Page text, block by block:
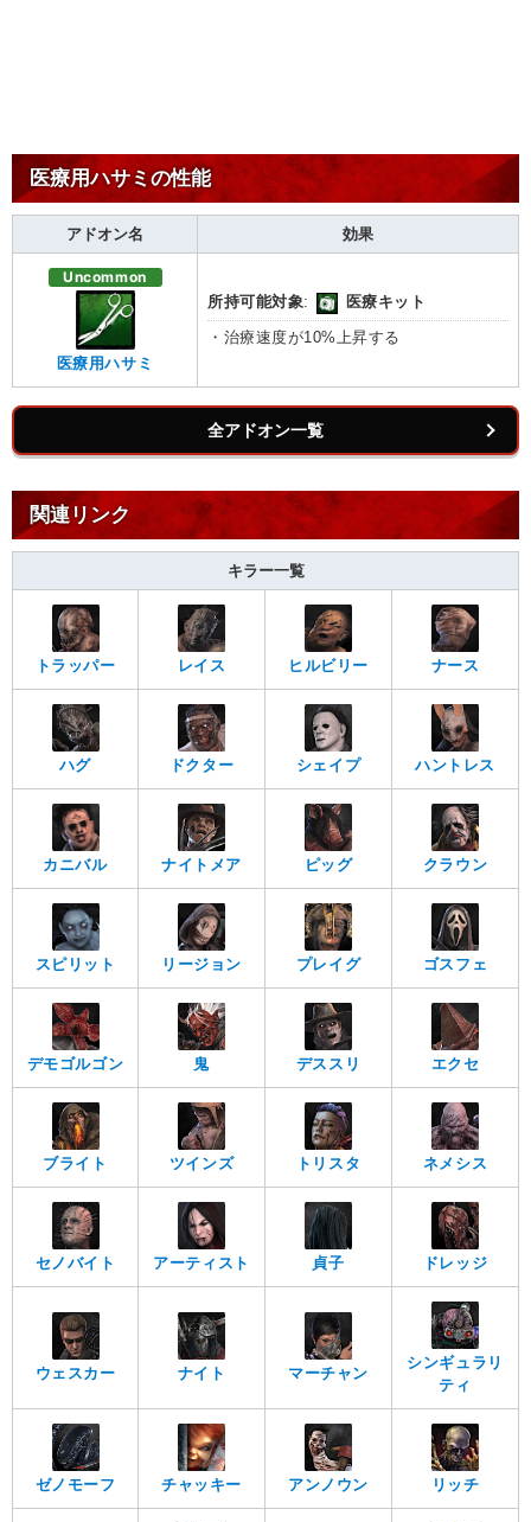
医療用ハサミの性能
アドオン名 効果
Uncommon
医療用ハサミ
所持可能対象:
医療キット
・治療速度が10%上昇する
全アドオン一覧
関連リンク
キラー一覧
トラッパー レイス ヒルビリー ナース
ハグ ドクター シェイプ ハントレス
カニバル ナイトメア ピッグ クラウン
スピリット リージョン プレイグ ゴスフェ
デモゴルゴン 鬼 デススリ エクセ
ブライト ツインズ トリスタ ネメシス
セノバイト アーティスト 貞子 ドレッジ
ウェスカー ナイト マーチャン
シンギュラリ
ティ
ゼノモーフ チャッキー アンノウン リッチ